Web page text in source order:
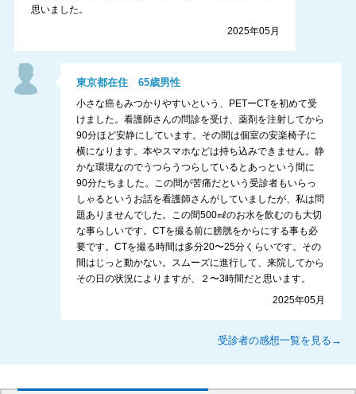
思いました。
2025年05月
東京都在住65歳男性
小さな癌もみつかりやすいという、PETーCTを初めて受
けました。看護師さんの問診を受け、薬剤を注射してから
90分ほど安静にしています。その間は個室の安楽椅子に
横になります。本やスマホなどは持ち込みできません。静
かな環境なのでうつらうつらしているとあっという間に
90分たちました。この間が苦痛だという受診者もいらっ
しゃるというお話を看護師さんがしていましたが、私は問
題ありませんでした。この間500㎖のお水を飲むのも大切
な事らしいです。CTを撮る前に膀胱をからにする事も必
要です。CTを撮る時間は多分20〜25分くらいです。その
間はじっと動かない。スムーズに進行して、来院してから
その日の状況によりますが、２〜3時間だと思います。
2025年05月
受診者の感想一覧を見る→